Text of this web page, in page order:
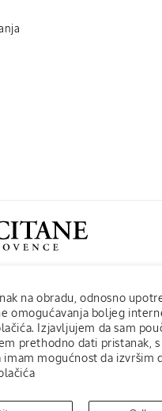
na obradu, odnosno
omogućavanja boljeg
Izjavljujem da sam
prethodno dati pristanak,
mogućnost da izvršim
L'Occitane SPA
Payment